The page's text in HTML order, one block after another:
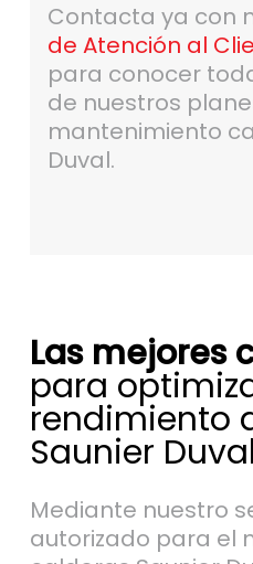
Contacta ya con
de Atención al
para conocer
de nuestros
mantenimiento
Duval.
Las mejores
para
rendimiento
Saunier
Mediante nuestro
autorizado para el